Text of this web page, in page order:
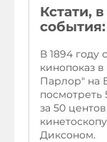
Кстати,
события:
В 1894 году
кинопоказ
Парлор" на
посмотреть
за 50
Диксоном.